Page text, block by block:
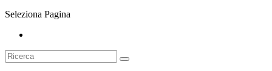
Seleziona Pagina